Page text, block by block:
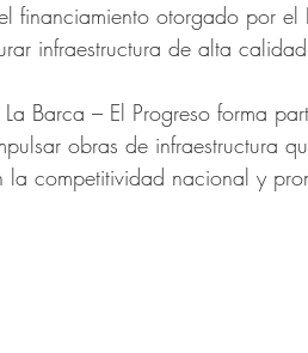
financiamiento otorgado por
infraestructura de alta
Barca – El Progreso forma
obras de infraestructura
competitividad nacional y